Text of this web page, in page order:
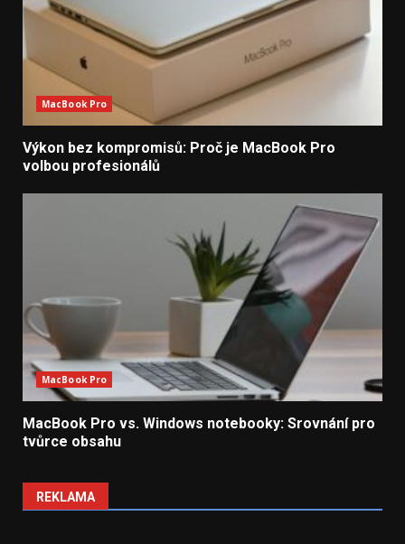
MacBook Pro
Výkon bez kompromisů: Proč je MacBook Pro
volbou profesionálů
MacBook Pro
MacBook Pro vs. Windows notebooky: Srovnání pro
tvůrce obsahu
REKLAMA